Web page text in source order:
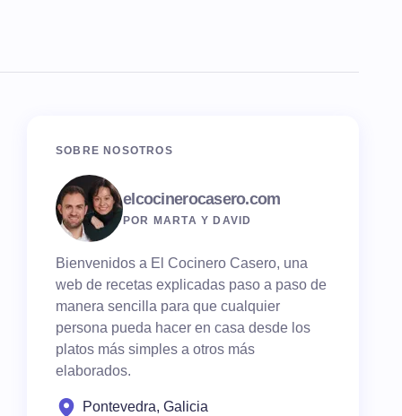
SOBRE NOSOTROS
elcocinerocasero.com
POR MARTA Y DAVID
Bienvenidos a El Cocinero Casero, una
web de recetas explicadas paso a paso de
manera sencilla para que cualquier
persona pueda hacer en casa desde los
platos más simples a otros más
elaborados.
Pontevedra, Galicia